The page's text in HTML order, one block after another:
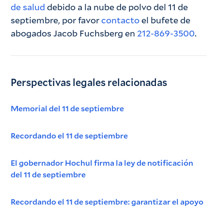
de salud debido a la nube de polvo del 11 de
septiembre, por favorcontactoel bufete de
abogados Jacob Fuchsberg en 212-869-3500.
Perspectivas legales relacionadas
Memorial del 11 de septiembre
Recordando el 11 de septiembre
El gobernador Hochul firma la ley de notificación
del 11 de septiembre
Recordando el 11 de septiembre: garantizar el apoyo